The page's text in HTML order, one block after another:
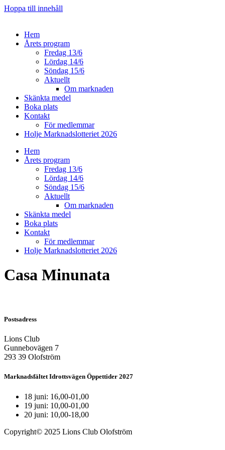
Hoppa till innehåll
Hem
Årets program
Fredag 13/6
Lördag 14/6
Söndag 15/6
Aktuellt
Om marknaden
Skänkta medel
Boka plats
Kontakt
För medlemmar
Holje Marknadslotteriet 2026
Hem
Årets program
Fredag 13/6
Lördag 14/6
Söndag 15/6
Aktuellt
Om marknaden
Skänkta medel
Boka plats
Kontakt
För medlemmar
Holje Marknadslotteriet 2026
Casa Minunata
Postsadress
Lions Club
Gunnebovägen 7
293 39 Olofström
Marknadsfältet Idrottsvägen Öppettider 2027
18 juni: 16,00-01,00
19 juni: 10,00-01,00
20 juni: 10,00-18,00
Copyright© 2025 Lions Club Olofström